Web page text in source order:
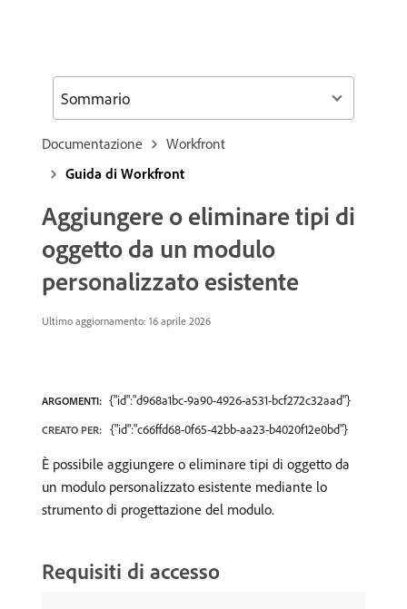
Documentazione
Workfront
Guida di Workfront
Aggiungere o eliminare tipi di
oggetto da un modulo
personalizzato esistente
Ultimo aggiornamento: 16 aprile 2026
ARGOMENTI: {"id":"d968a1bc-9a90-4926-a531-bcf272c32aad"}
CREATO PER: {"id":"c66ffd68-0f65-42bb-aa23-b4020f12e0bd"}
È possibile aggiungere o eliminare tipi di oggetto da
un modulo personalizzato esistente mediante lo
strumento di progettazione del modulo.
Requisiti di accesso
Sommario